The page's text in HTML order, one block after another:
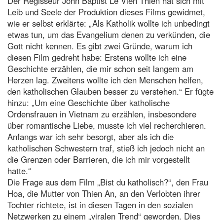
Leib und Seele der Produktion dieses Films gewidmet,
wie er selbst erklärte: „Als Katholik wollte ich unbedingt
etwas tun, um das Evangelium denen zu verkünden, die
Gott nicht kennen. Es gibt zwei Gründe, warum ich
diesen Film gedreht habe: Erstens wollte ich eine
Geschichte erzählen, die mir schon seit langem am
Herzen lag. Zweitens wollte ich den Menschen helfen,
den katholischen Glauben besser zu verstehen.“ Er fügte
hinzu: „Um eine Geschichte über katholische
Ordensfrauen in Vietnam zu erzählen, insbesondere
über romantische Liebe, musste ich viel recherchieren.
Anfangs war ich sehr besorgt, aber als ich die
katholischen Schwestern traf, stieß ich jedoch nicht an
die Grenzen oder Barrieren, die ich mir vorgestellt
hatte.“
Die Frage aus dem Film „Bist du katholisch?“, den Frau
Hoa, die Mutter von Thien An, an den Verlobten ihrer
Tochter richtete, ist in diesen Tagen in den sozialen
Netzwerken zu einem „viralen Trend“ geworden. Dies